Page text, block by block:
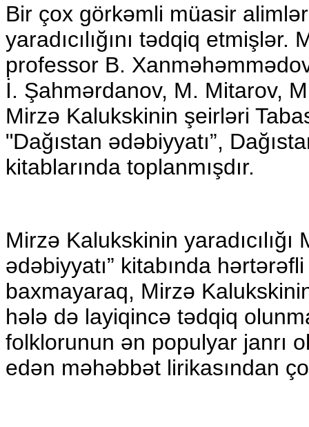
Bir çox görkəmli müasir
yaradıcılığını tədqiq
professor B.
İ. Şahmərdanov, M. Mitarov,
Mirzə Kalukskinin şeirləri
"Dağıstan ədəbiyyatı”,
kitablarında toplanmışdır.
Mirzə Kalukskinin
ədəbiyyatı” kitabında
baxmayaraq, Mirzə
hələ də layiqincə tədqiq
folklorunun ən populyar janrı
edən məhəbbət lirikasından